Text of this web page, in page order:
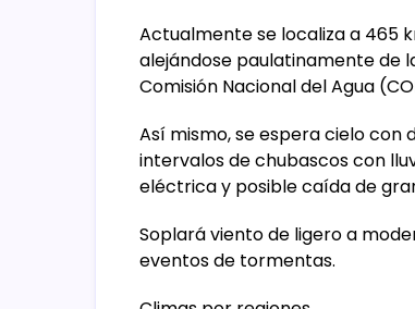
Actualmente se localiza a 465
alejándose paulatinamente de
Comisión Nacional del Agua
Así mismo, se espera cielo con
intervalos de chubascos con
eléctrica y posible caída de
Soplará viento de ligero a
eventos de tormentas.